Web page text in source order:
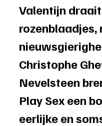
Valentijn
rozenblaadjes,
Christophe
Nevelsteen
Play Sex een
eerlijke en